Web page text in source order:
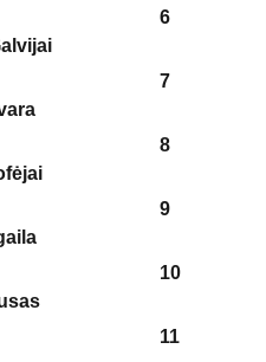
6
7
8
9
10
11